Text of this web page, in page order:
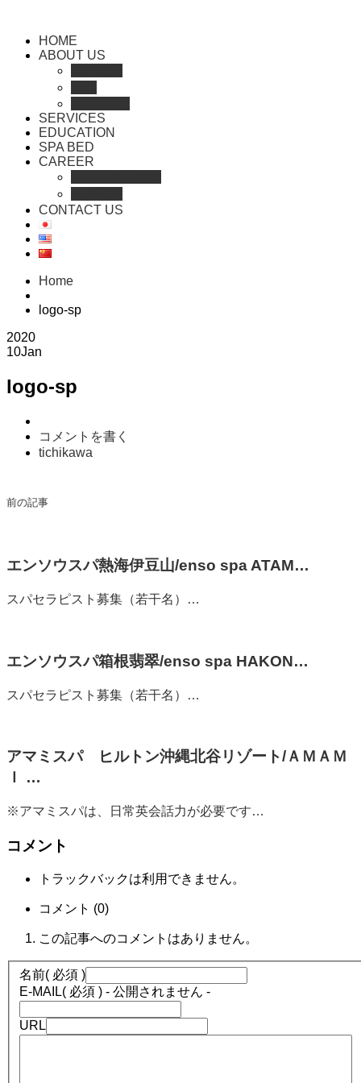
HOME
ABOUT US
SERVICES
EDUCATION
SPA BED
CAREER
CONTACT US
Home
logo-sp
2020
10Jan
logo-sp
コメントを書く
tichikawa
前の記事
エンソウスパ熱海伊豆山/enso spa ATAM…
スパセラピスト募集（若干名）…
エンソウスパ箱根翡翠/enso spa HAKON…
スパセラピスト募集（若干名）…
アマミスパ ヒルトン沖縄北谷リゾート/ＡＭＡＭ
Ｉ …
※アマミスパは、日常英会話力が必要です…
コメント
トラックバックは利用できません。
コメント (0)
この記事へのコメントはありません。
名前( 必須 )
E-MAIL( 必須 ) - 公開されません -
URL